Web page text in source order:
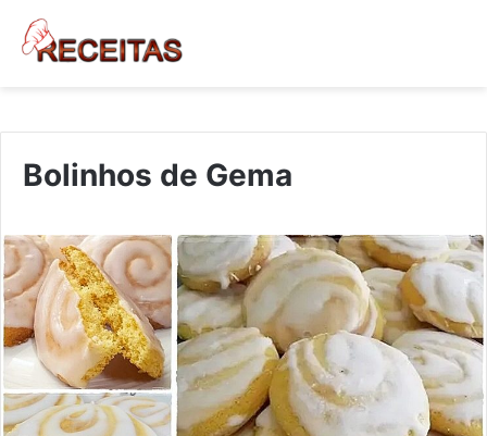
Bolinhos de Gema